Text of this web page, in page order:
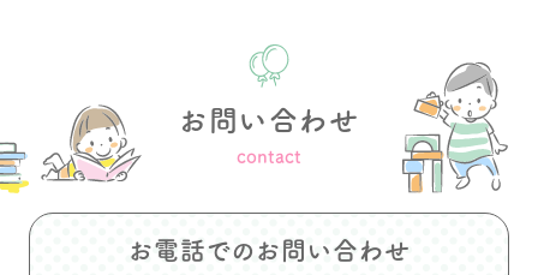
お問い合わせ
contact
お電話でのお問い合わせ